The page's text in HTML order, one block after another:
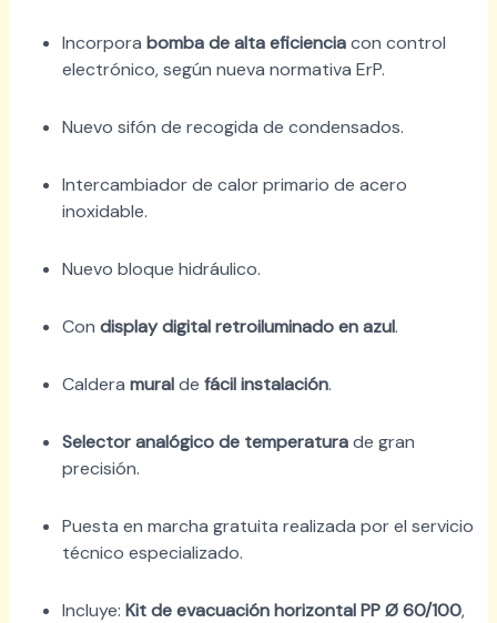
Incorpora bomba de alta eficienciacon control
electrónico, según nueva normativa ErP.
Nuevo sifón de recogida de condensados.
Intercambiador de calor primario de acero
inoxidable.
Nuevo bloque hidráulico.
Con display digital retroiluminado en azul.
Caldera muralde fácil instalación.
Selector analógico de temperaturade gran
precisión.
Puesta en marcha gratuita realizada por el servicio
técnico especializado.
Incluye: Kit de evacuación horizontal PP Ø 60/100,